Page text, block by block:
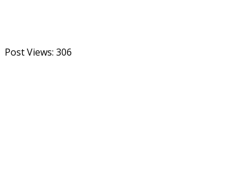
Post Views: 306